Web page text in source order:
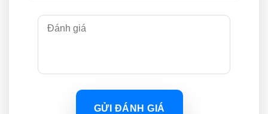
GỬI ĐÁNH GIÁ